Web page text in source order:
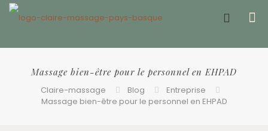
Massage bien-être pour le personnel en EHPAD
Claire-massage Blog
Entreprise
Massage bien-être pour le personnel en EHPAD
Offrir un bon cadeau ❤️